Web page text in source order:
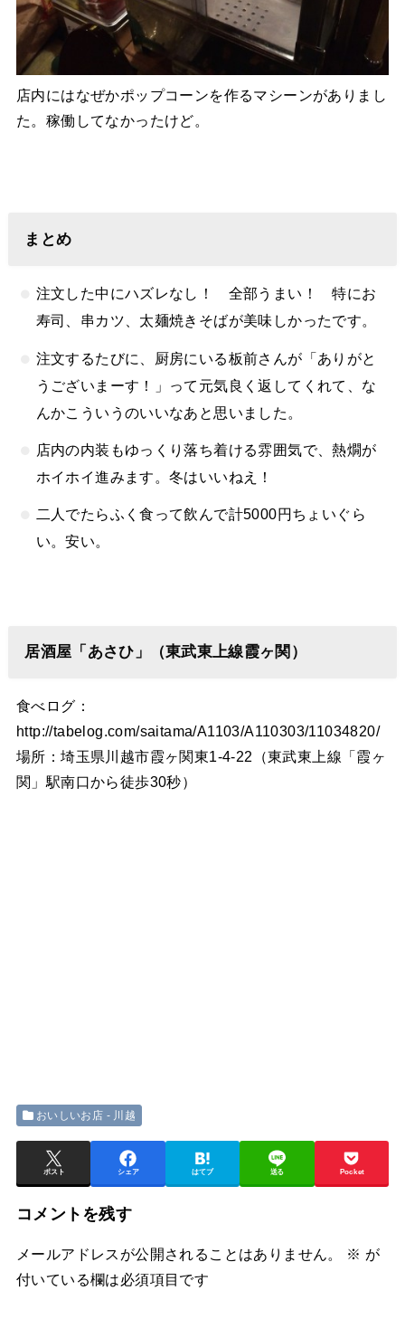
店内にはなぜかポップコーンを作るマシーンがありまし
た。稼働してなかったけど。
まとめ
注文した中にハズレなし！ 全部うまい！ 特にお
寿司、串カツ、太麺焼きそばが美味しかったです。
注文するたびに、厨房にいる板前さんが「ありがと
うございまーす！」って元気良く返してくれて、な
んかこういうのいいなあと思いました。
店内の内装もゆっくり落ち着ける雰囲気で、熱燗が
ホイホイ進みます。冬はいいねえ！
二人でたらふく食って飲んで計5000円ちょいぐら
い。安い。
居酒屋「あさひ」（東武東上線霞ヶ関）
食べログ：
http://tabelog.com/saitama/A1103/A110303/11034820/
場所：埼玉県川越市霞ヶ関東1-4-22（東武東上線「霞ヶ
関」駅南口から徒歩30秒）
おいしいお店 - 川越
ポスト シェア はてブ 送る Pocket
コメントを残す
メールアドレスが公開されることはありません。 ※ が
付いている欄は必須項目です